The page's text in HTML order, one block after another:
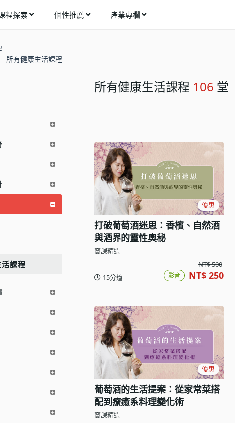
程探索
手機APP開發
覺設計
頁設計
有課程
個性推薦
架構師
產業專欄
語言學習
設計應用
健康生活
理財投資
所有專欄
學什麼?
您
所有健康生活課程
課程
所有健康生活課程 106 堂
優惠
打破葡萄酒迷思：香檳、自然酒
與酒界的靈性奧秘
窩課精選
15分鐘
NT$ 500
影音 NT$ 250
優惠
葡萄酒的生活提案：從家常菜搭
配到療癒系料理變化術
窩課精選